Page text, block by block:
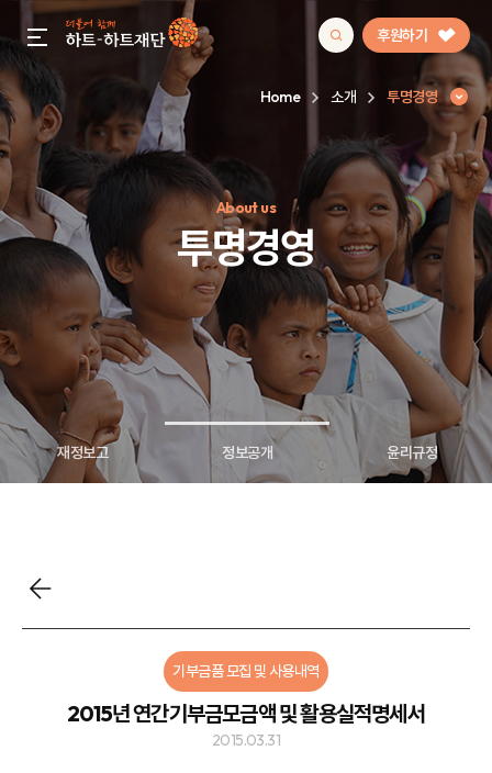
gnb menu open 후원하기
인기 키워드
#정기후원
#하트플레이스#캠페인#팬덤후원
Home 소개 투명경영
About us
투명경영
투명경영 재정보고 정보공개 윤리규정
기부금품 모집 및 사용내역
2015년 연간기부금모금액 및 활용실적명세서
2015.03.31